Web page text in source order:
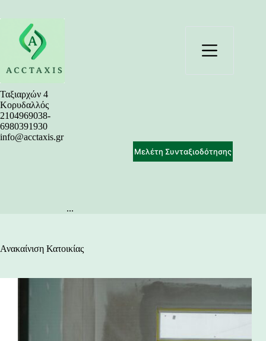
περιεχόμενο
Ταξιαρχών 4
Κορυδαλλός
2104969038-
6980391930
info@acctaxis.gr
...
Μελέτη Συνταξιοδότησης
Ανακαίνιση Κατοικίας